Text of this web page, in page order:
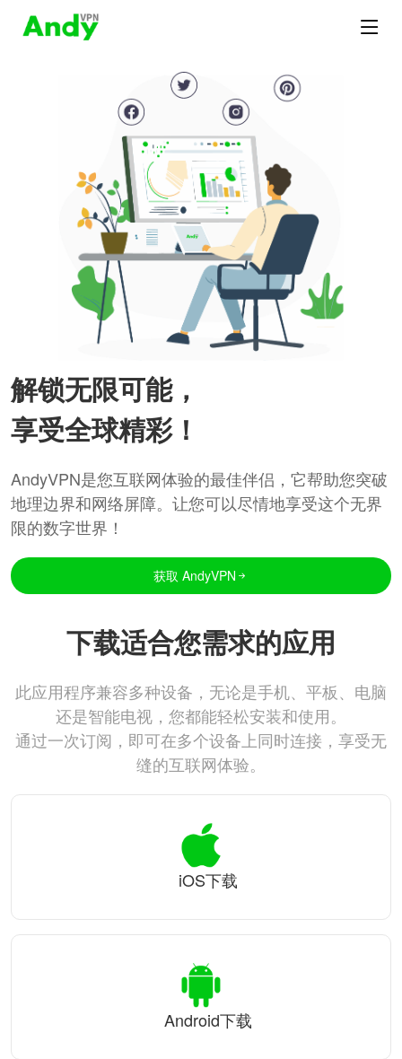
解锁无限可能，
享受全球精彩！
AndyVPN是您互联网体验的最佳伴侣，它帮助您突破
地理边界和网络屏障。让您可以尽情地享受这个无界
限的数字世界！
获取 AndyVPN
下载适合您需求的应用
此应用程序兼容多种设备，无论是手机、平板、电脑
还是智能电视，您都能轻松安装和使用。
通过一次订阅，即可在多个设备上同时连接，享受无
缝的互联网体验。
iOS下载
Android下载